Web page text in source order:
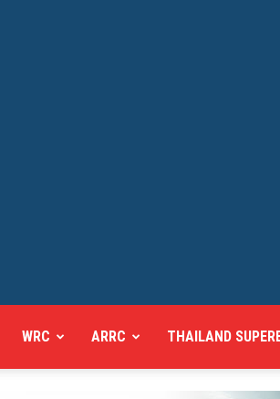
WRC ARRC THAILAND